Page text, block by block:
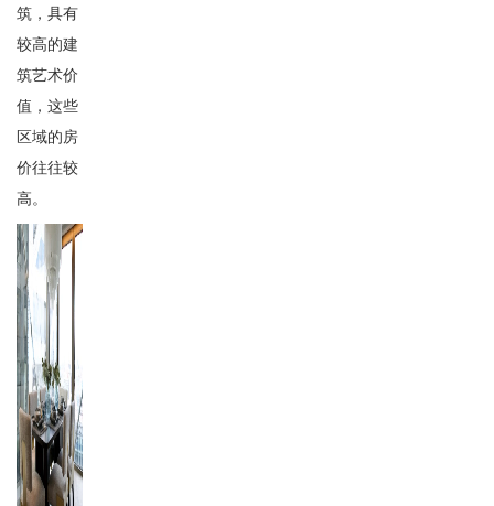
筑，具有
较高的建
筑艺术价
值，这些
区域的房
价往往较
高。